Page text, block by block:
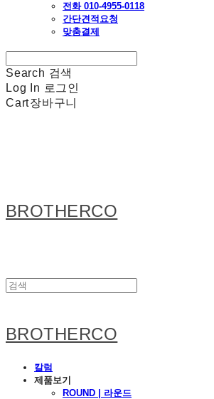
전화 010-4955-0118
간단견적요청
맞춤결제
Search 검색
Log In 로그인
Cart장바구니
BROTHERCO
BROTHERCO
칼럼
제품보기
ROUND | 라운드